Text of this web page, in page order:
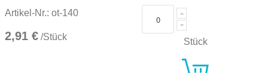
Artikel-Nr.: ot-140
2,91 € /Stück Stück